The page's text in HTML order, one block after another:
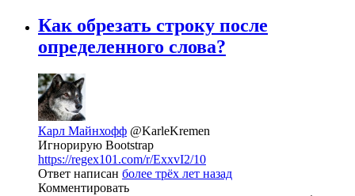
Как обрезать строку после
определенного слова?
Карл Майнхофф @KarleKremen
Игнорирую Bootstrap
https://regex101.com/r/ExxvI2/10
Ответ написан более трёх лет назад
Комментировать